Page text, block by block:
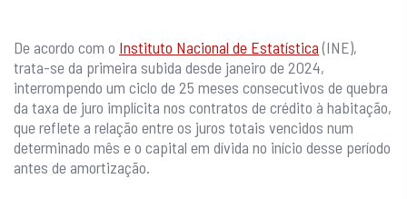
De acordo com o Instituto Nacional de Estatística(INE),
trata-se da primeira subida desde janeiro de 2024,
interrompendo um ciclo de 25 meses consecutivos de quebra
da taxa de juro implícita nos contratos de crédito à habitação,
que reflete a relação entre os juros totais vencidos num
determinado mês e o capital em dívida no início desse período
antes de amortização.